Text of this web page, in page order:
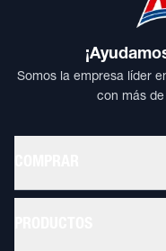
Somos la empresa líder
con más